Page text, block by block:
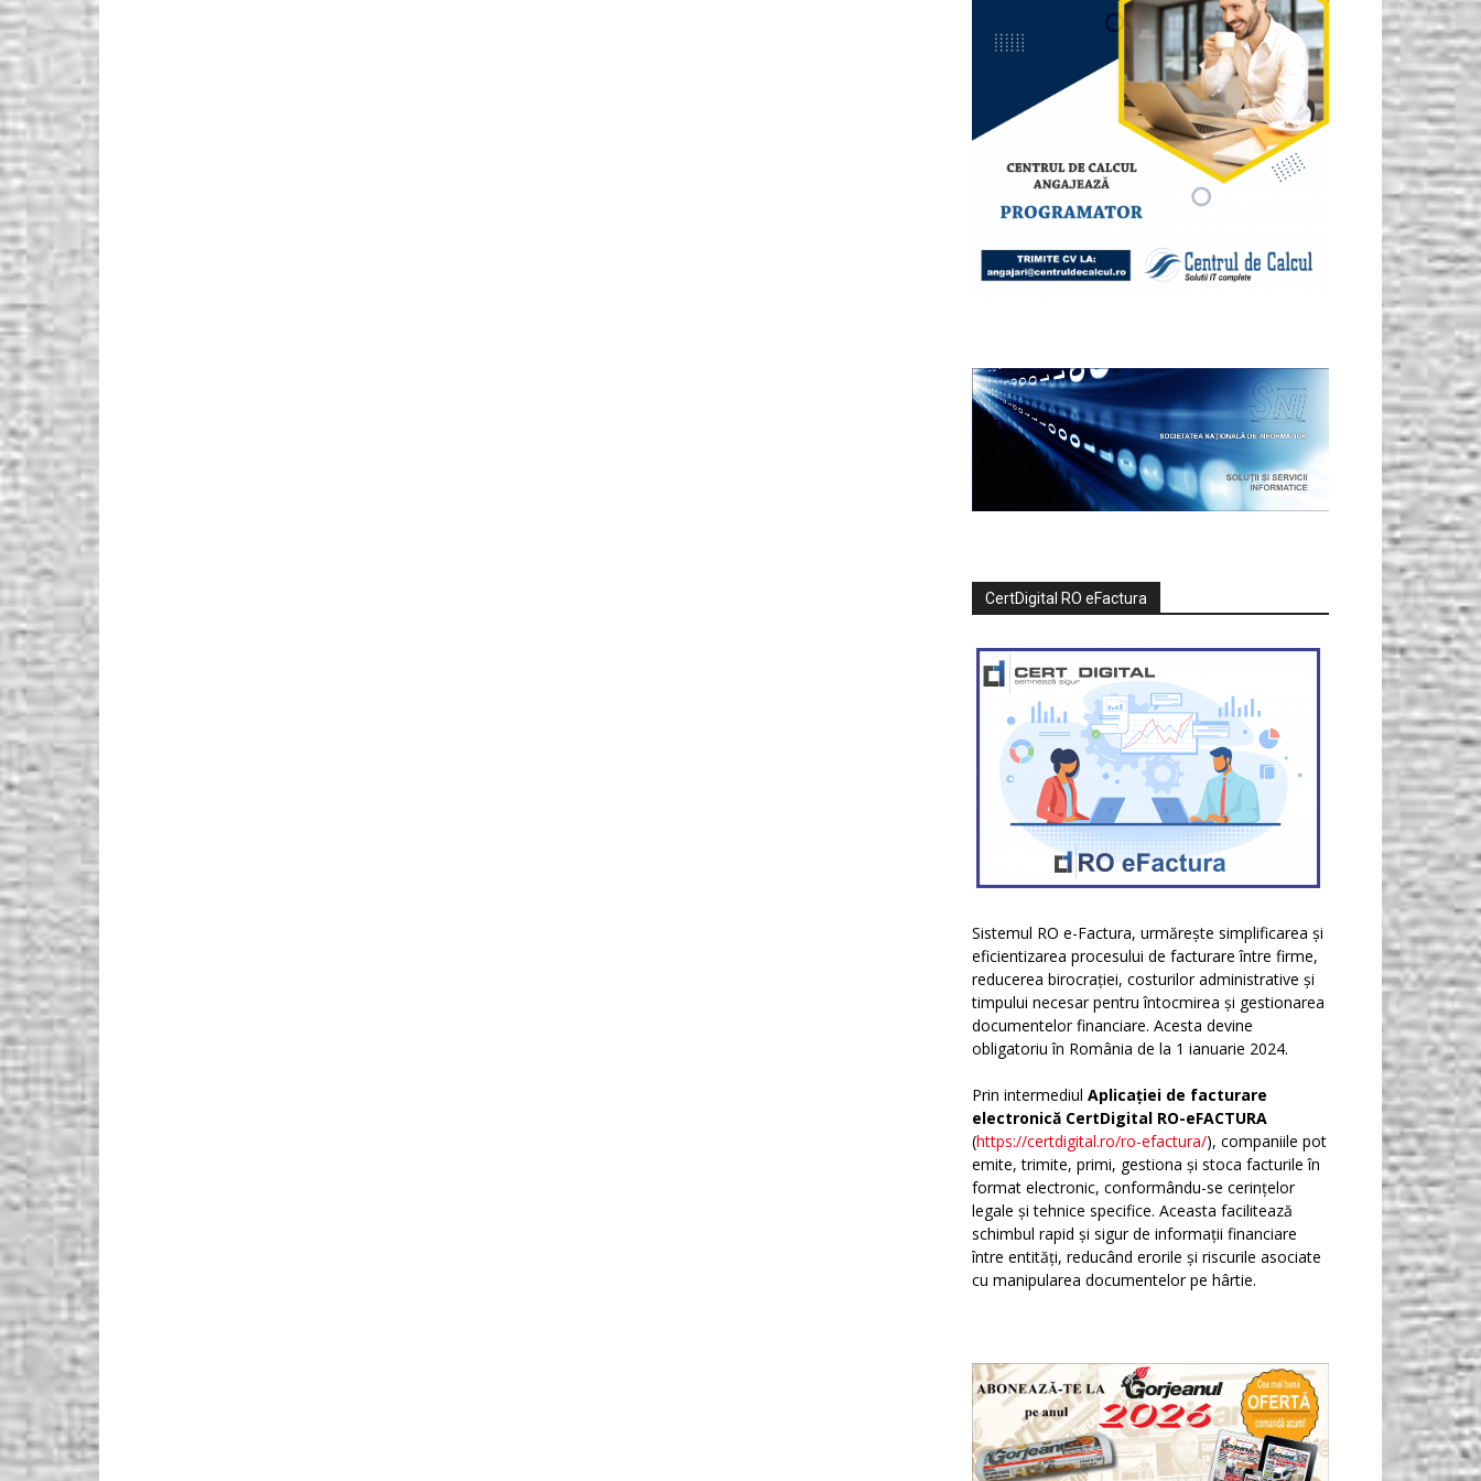
CertDigital RO eFactura
Sistemul RO e-Factura, urmărește simplificarea și
eficientizarea procesului de facturare între firme,
reducerea birocrației, costurilor administrative și
timpului necesar pentru întocmirea și gestionarea
documentelor financiare. Acesta devine
obligatoriu în România de la 1 ianuarie 2024.
Prin intermediul Aplicației de facturare
electronică CertDigital RO-eFACTURA
(https://certdigital.ro/ro-efactura/), companiile pot
emite, trimite, primi, gestiona și stoca facturile în
format electronic, conformându-se cerințelor
legale și tehnice specifice. Aceasta facilitează
schimbul rapid și sigur de informații financiare
între entități, reducând erorile și riscurile asociate
cu manipularea documentelor pe hârtie.